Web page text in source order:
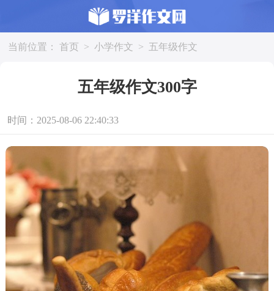
当前位置： 首页 > 小学作文 > 五年级作文
五年级作文300字
时间：2025-08-06 22:40:33